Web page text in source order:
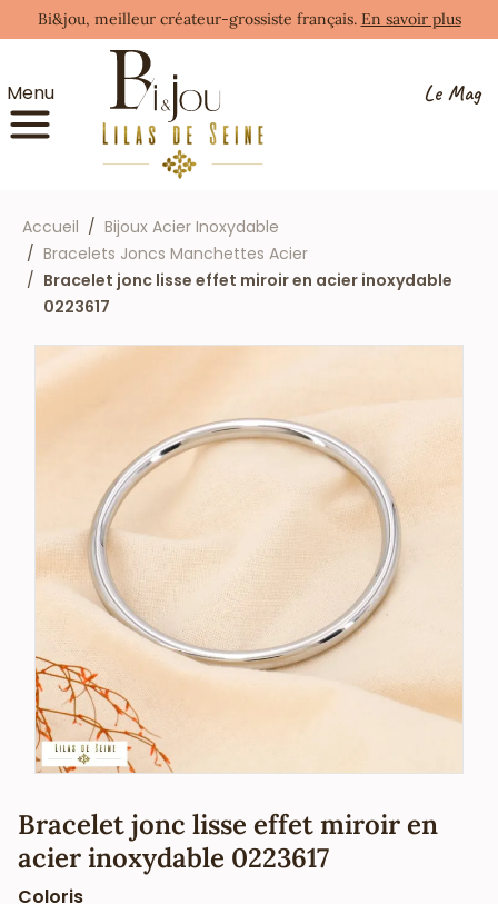
Bi&jou, meilleur créateur-grossiste français. En savoir plus
Menu Le Mag
Accueil
Bijoux Acier Inoxydable
Bracelets Joncs Manchettes Acier
Bracelet jonc lisse effet miroir en acier inoxydable
0223617
Bracelet jonc lisse effet miroir en
acier inoxydable 0223617
Coloris